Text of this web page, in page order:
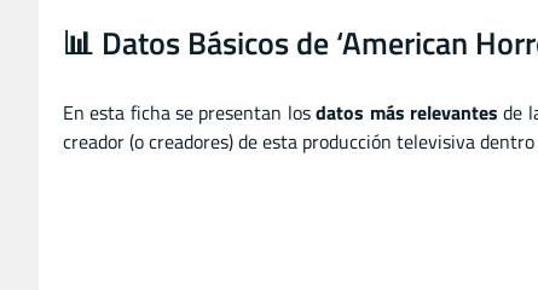
📊 Datos Básicos de ‘American
En esta ficha se presentan losdatos más relevantes de
creador (o creadores) de esta producción televisiva